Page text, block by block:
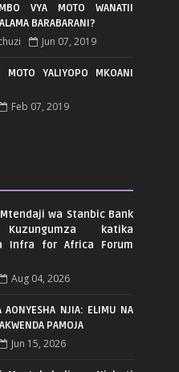
VYA MOTO WANATII
BARABARANI?
Jun 07, 2019
MOTO YALIYOPO MKOANI
Feb 07, 2019
wa Stanbic Bank
katika
Infra for Africa Forum
Aug 04, 2026
AONYESHA NJIA: ELIMU NA
PAMOJA
Jun 15, 2026